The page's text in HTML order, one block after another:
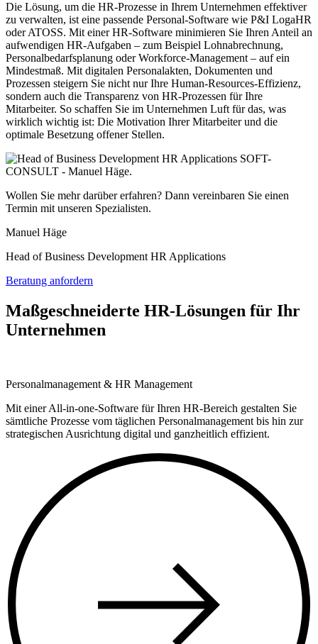
Die Lösung, um die HR-Prozesse in Ihrem Unternehmen effektiver
zu verwalten, ist eine passende Personal-Software wie P&I LogaHR
oder ATOSS. Mit einer HR-Software minimieren Sie Ihren Anteil an
aufwendigen HR-Aufgaben – zum Beispiel Lohnabrechnung,
Personalbedarfsplanung oder Workforce-Management – auf ein
Mindestmaß. Mit digitalen Personalakten, Dokumenten und
Prozessen steigern Sie nicht nur Ihre Human-Resources-Effizienz,
sondern auch die Transparenz von HR-Prozessen für Ihre
Mitarbeiter. So schaffen Sie im Unternehmen Luft für das, was
wirklich wichtig ist: Die Motivation Ihrer Mitarbeiter und die
optimale Besetzung offener Stellen.
Wollen Sie mehr darüber erfahren? Dann vereinbaren Sie einen
Termin mit unseren Spezialisten.
Manuel Häge
Head of Business Development HR Applications
Beratung anfordern
Maßgeschneiderte HR-Lösungen für Ihr
Unternehmen
Personalmanagement & HR Management
Mit einer All-in-one-Software für Ihren HR-Bereich gestalten Sie
sämtliche Prozesse vom täglichen Personalmanagement bis hin zur
strategischen Ausrichtung digital und ganzheitlich effizient.